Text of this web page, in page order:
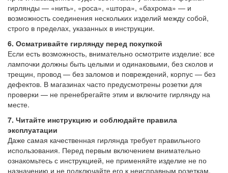
гирлянды — «нить», «роса», «штора», «бахрома» — и
возможность соединения нескольких изделий между собой,
строго в пределах, указанных в инструкции.
6. Осматривайте гирлянду перед покупкой
Если есть возможность, внимательно осмотрите изделие: все
лампочки должны быть целыми и одинаковыми, без сколов и
трещин, провод — без заломов и повреждений, корпус — без
дефектов. В магазинах часто предусмотрены розетки для
проверки — не пренебрегайте этим и включите гирлянду на
месте.
7. Читайте инструкцию и соблюдайте правила
эксплуатации
Даже самая качественная гирлянда требует правильного
использования. Перед первым включением внимательно
ознакомьтесь с инструкцией, не применяйте изделие не по
назначению и не подключайте его к неисправным розеткам.